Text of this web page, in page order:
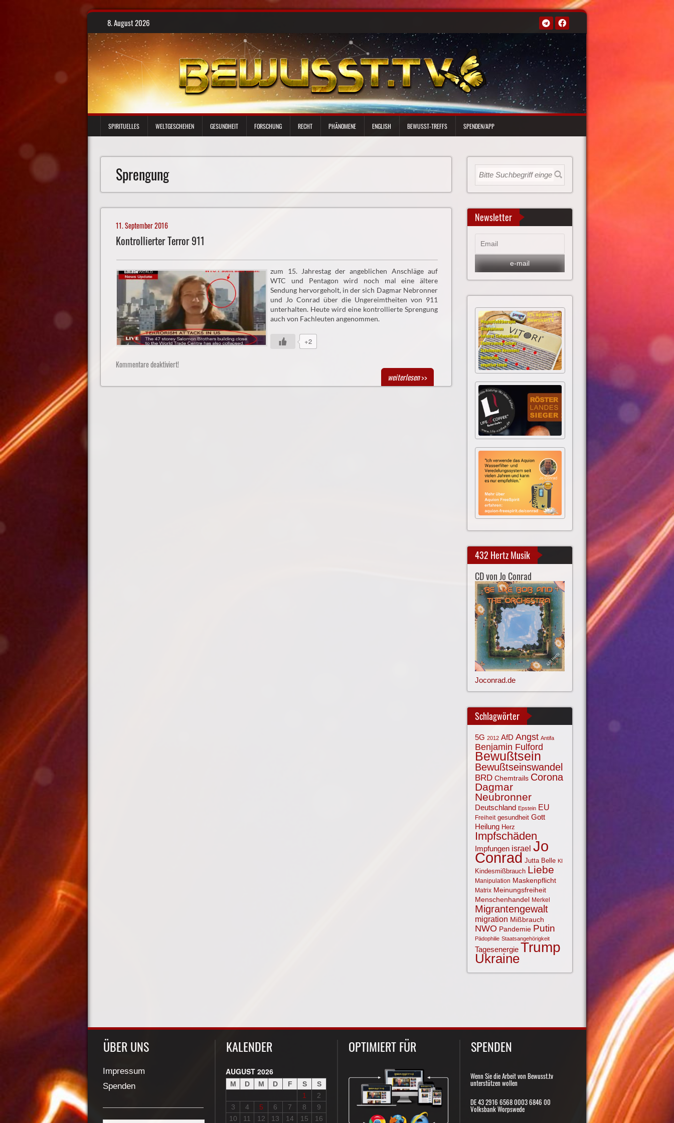
Skip
content
8. August 2026
SPIRITUELLES WELTGESCHEHEN GESUNDHEIT FORSCHUNG RECHT PHÄNOMENE ENGLISH BEWUSST-TREFFS SPENDEN/APP
Sprengung
11. September 2016
Kontrollierter Terror 911
zum 15. Jahrestag der angeblichen Anschläge auf
WTC und Pentagon wird noch mal eine ältere
Sendung hervorgeholt, in der sich Dagmar Nebronner
und Jo Conrad über die Ungereimtheiten von 911
unterhalten. Heute wird eine kontrollierte Sprengung
auch von Fachleuten angenommen.
+2
Kommentare deaktiviert!
weiterlesen>>
Newsletter
432 Hertz Musik
CD von Jo Conrad
Joconrad.de
Schlagwörter
5G 2012 AfD Angst Antifa
Benjamin Fulford
Bewußtsein
Bewußtseinswandel
BRD Chemtrails Corona
Dagmar
Neubronner
Deutschland Epstein EU
Freiheit gesundheit Gott
Heilung Herz
Impfschäden
Impfungen israel Jo
Conrad Jutta Belle KI
Kindesmißbrauch Liebe
Manipulation Maskenpflicht
Matrix Meinungsfreiheit
Menschenhandel Merkel
Migrantengewalt
migration Mißbrauch
NWO Pandemie Putin
Pädophilie Staatsangehörigkeit
Tagesenergie Trump
Ukraine
ÜBER UNS
Impressum
Spenden
KALENDER
AUGUST 2026
M D M D F S
S
1
2
3
4 5 6 7 8
9
10
11 12 13 14 15 16
OPTIMIERT FÜR SPENDEN
Wenn Sie die Arbeit von Bewusst.tv
unterstützen wollen
DE 43 2916 6568 0003 6846 00
Volksbank Worpswede